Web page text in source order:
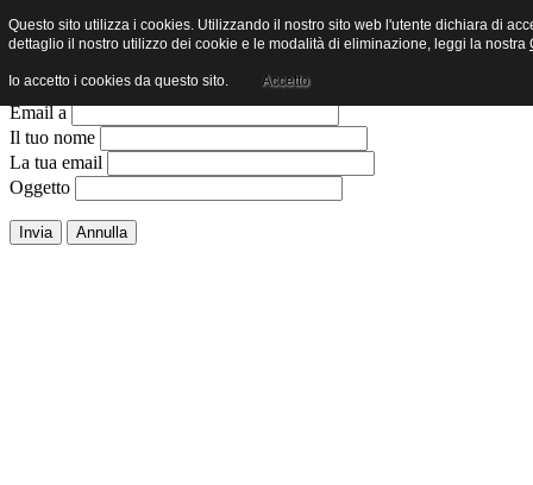
Invia ad un amico.
Chiudi finestra
Email a
Il tuo nome
La tua email
Oggetto
Invia Annulla
Questo sito utilizza i cookies. Utilizzando il nostro sito web l'utente dichiara di
dettaglio il nostro utilizzo dei cookie e le modalità di eliminazione, leggi la nostra
Io accetto i cookies da questo sito. Accetto